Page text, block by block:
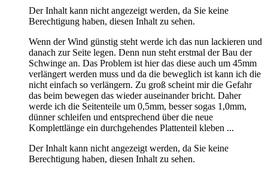
Der Inhalt kann nicht angezeigt werden, da Sie keine
Berechtigung haben, diesen Inhalt zu sehen.
Wenn der Wind günstig steht werde ich das nun lackieren und
danach zur Seite legen. Denn nun steht erstmal der Bau der
Schwinge an. Das Problem ist hier das diese auch um 45mm
verlängert werden muss und da die beweglich ist kann ich die
nicht einfach so verlängern. Zu groß scheint mir die Gefahr
das beim bewegen das wieder auseinander bricht. Daher
werde ich die Seitenteile um 0,5mm, besser sogas 1,0mm,
dünner schleifen und entsprechend über die neue
Komplettlänge ein durchgehendes Plattenteil kleben ...
Der Inhalt kann nicht angezeigt werden, da Sie keine
Berechtigung haben, diesen Inhalt zu sehen.